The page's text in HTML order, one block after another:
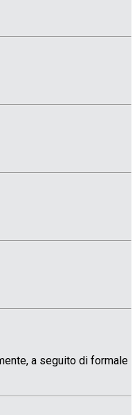
a seguito di formale